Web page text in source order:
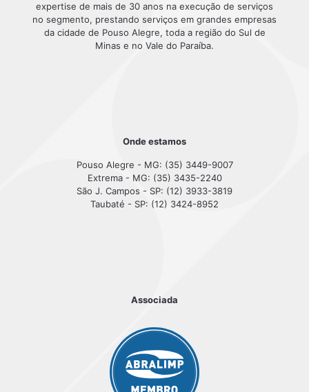
expertise de mais de 30 anos na execução de serviços
no segmento, prestando serviços em grandes empresas
da cidade de Pouso Alegre, toda a região do Sul de
Minas e no Vale do Paraíba.
Onde estamos
Pouso Alegre - MG: (35) 3449-9007
Extrema - MG: (35) 3435-2240
São J. Campos - SP: (12) 3933-3819
Taubaté - SP: (12) 3424-8952
Associada